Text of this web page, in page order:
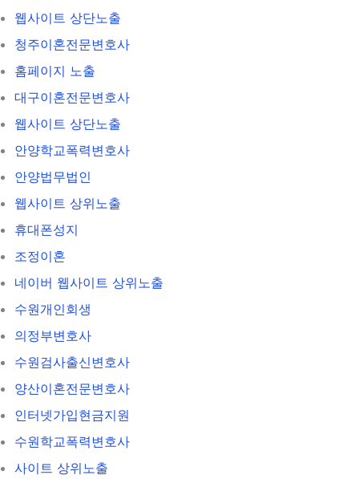
웹사이트 상단노출
청주이혼전문변호사
홈페이지 노출
대구이혼전문변호사
웹사이트 상단노출
안양학교폭력변호사
안양법무법인
웹사이트 상위노출
휴대폰성지
조정이혼
네이버 웹사이트 상위노출
수원개인회생
의정부변호사
수원검사출신변호사
양산이혼전문변호사
인터넷가입현금지원
수원학교폭력변호사
사이트 상위노출